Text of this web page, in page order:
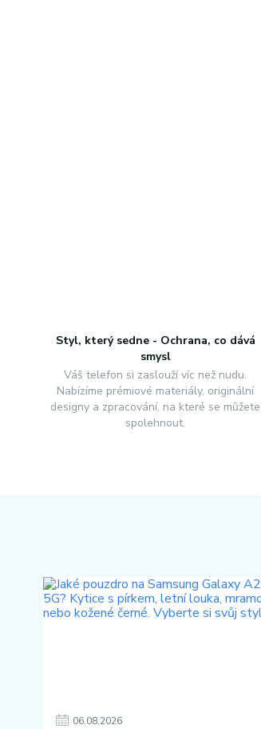
Styl, který sedne - Ochrana, co dává
smysl
Váš telefon si zaslouží víc než nudu.
Nabízíme prémiové materiály, originální
designy a zpracování, na které se můžete
spolehnout.
06.08.2026